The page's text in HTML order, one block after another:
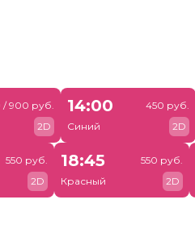
/ 900 руб.
2D
14:00
Синий
450 руб.
2D
550 руб.
2D
18:45
Красный
550 руб.
2D